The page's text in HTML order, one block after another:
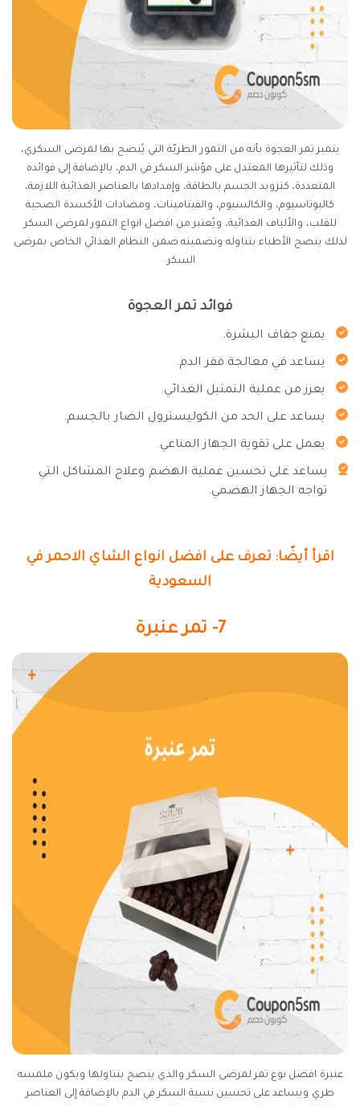
يتميز تمر العجوة بأنه من التمور الطريّة التي يُنصح بها لمرضى السكري،
وذلك لتأثيرها المعتدل على مؤشر السكر في الدم، بالإضافة إلى فوائده
المتعددة، كتزويد الجسم بالطاقة، وإمدادها بالعناصر الغذائية اللازمة،
كالبوتاسيوم، والكالسيوم، والفيتامينات، ومضادات الأكسدة الصحية
للقلب، والألياف الغذائية، ويُعتبر من افضل انواع التمور لمرضى السكر
لذلك ينصح الأطباء بتناوله وتضمينه ضمن النظام الغذائي الخاص بمرضى
السكر.
فوائد تمر العجوة
يمنع جفاف البشرة.
يساعد في معالجة فقر الدم.
يعزز من عملية التمثيل الغذائي.
يساعد على الحد من الكوليسترول الضار بالجسم.
يعمل على تقوية الجهاز المناعي.
يساعد على تحسين عملية الهضم وعلاج المشاكل التي
تواجه الجهاز الهضمي.
اقرأ أيضًا: تعرف على افضل انواع الشاي الاحمر في
السعودية
7- تمر عنبرة
عنبرة افضل نوع تمر لمرضى السكر والذي ينصح بتناولها ويكون ملمسه
طري ويساعد على تحسين نسبة السكر في الدم بالإضافة إلى العناصر